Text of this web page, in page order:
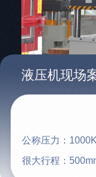
液压机现场
公称压力：
很大行程：